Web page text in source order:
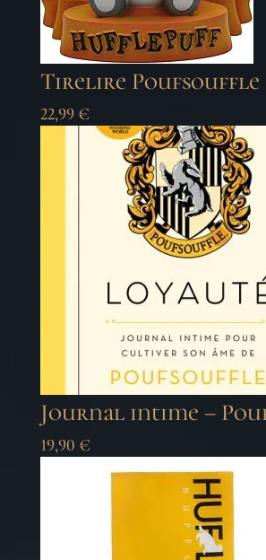
Tirelire Poufsouffle
22,99 €
Journal intime –
19,90 €